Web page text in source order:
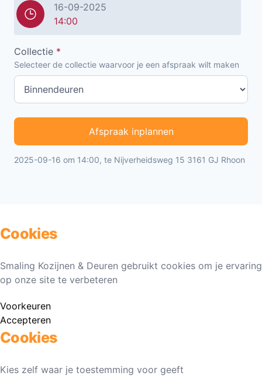
16-09-2025
14:00
Collectie *
Selecteer de collectie waarvoor je een afspraak wilt maken
Afspraak inplannen
2025-09-16 om 14:00, te Nijverheidsweg 15 3161 GJ Rhoon
Cookies
Smaling Kozijnen & Deuren gebruikt cookies om je ervaring
op onze site te verbeteren
Voorkeuren
Accepteren
Cookies
Kies zelf waar je toestemming voor geeft